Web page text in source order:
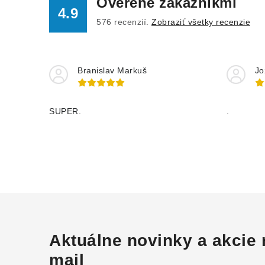
4.9
576 recenzií. Zobraziť všetky recenzie
Branislav Markuš
SUPER.
Aktuálne novinky a akcie
mail